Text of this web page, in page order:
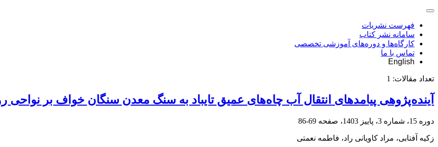
فهرست نشریات
سامانه نشر کتاب
کارگاه‌ها و دوره‌های آموزشی تخصصی
تماس با ما
English
تعداد مقالات: 1
آینده‌پژوهی پیامدهای انتقال آب چاه‌های عمیق تایباد به سنگ معدن سنگان خواف بر نواحی
دوره 15، شماره 3، پاییز 1403، صفحه 69-86
زکیه آفتابی، مراد کاویانی راد، فاطمه نعمتی